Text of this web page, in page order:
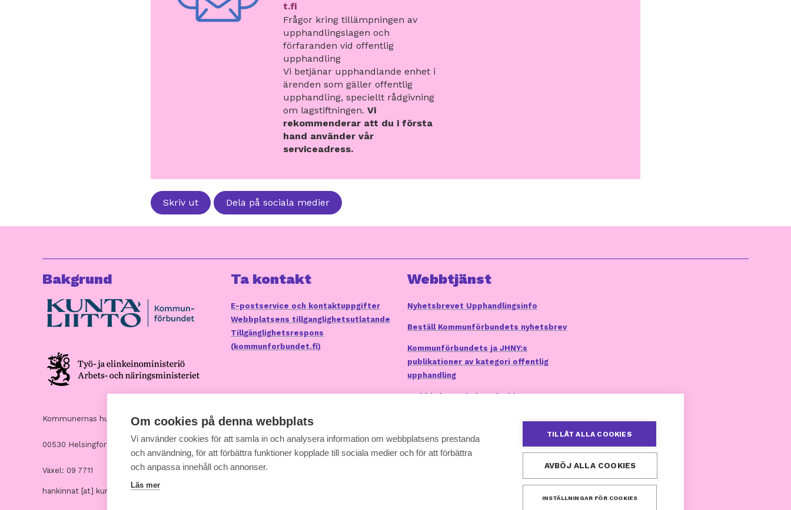
t.fi
Frågor kring tillämpningen av
upphandlingslagen och
förfaranden vid offentlig
upphandling
Vi betjänar upphandlande enhet i
ärenden som gäller offentlig
upphandling, speciellt rådgivning
om lagstiftningen. Vi
rekommenderar att du i första
hand använder vår
serviceadress.
Skriv ut Dela på sociala medier
Bakgrund
Kommunernas hus, Andra Linjen 14
00530 Helsingfors
Växel: 09 7711
hankinnat [at] kuntaliitto.fi
Ta kontakt
E-postservice och kontaktuppgifter
Webbplatsens tillganglighetsutlatande
Tillgänglighetsrespons
(kommunforbundet.fi)
Webbtjänst
Nyhetsbrevet Upphandlingsinfo
Beställ Kommunförbundets nyhetsbrev
Kommunförbundets ja JHNY:s
publikationer av kategori offentlig
upphandling
Webbkakor och dataskydd
Om cookies på denna webbplats
Vi använder cookies för att samla in och analysera information om webbplatsens prestanda
och användning, för att förbättra funktioner kopplade till sociala medier och för att förbättra
och anpassa innehåll och annonser.
Läs mer
TILLÅT ALLA COOKIES
AVBÖJ ALLA COOKIES
INSTÄLLNINGAR FÖR COOKIES